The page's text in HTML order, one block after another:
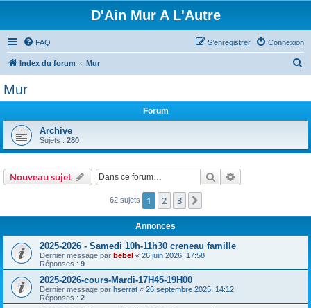
D'Ain Mur A L'Autre
FAQ Connexion
S’enregistrer
Index du forum Mur
Mur
Forum
Archive
Sujets : 280
Nouveau sujet Rechercher
62 sujets 1 2 3
Annonces
2025-2026 - Samedi 10h-11h30 creneau famille
Dernier message par bebel « 26 juin 2026, 17:58
Réponses : 9
2025-2026-cours-Mardi-17H45-19H00
Dernier message par hserrat « 26 septembre 2025, 14:12
Réponses : 2